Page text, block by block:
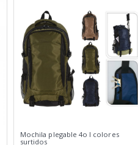
Mochila plegable 4o l colores
surtidos